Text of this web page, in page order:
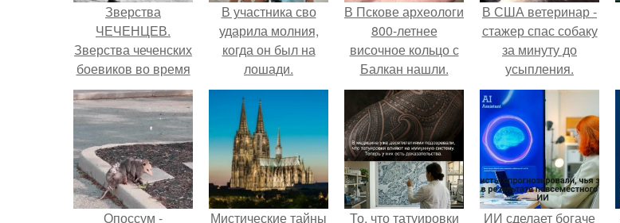
Зверства
ЧЕЧЕНЦЕВ.
Зверства чеченских
боевиков во время
первой чеченской.
В участника сво
ударила молния,
когда он был на
лошади.
В Пскове археологи
800-летнее
височное кольцо с
Балкан нашли.
В США ветеринар -
стажер спас собаку
за минуту до
усыпления.
Опоссум - Мистические тайны То, что татуировки ИИ сделает богаче